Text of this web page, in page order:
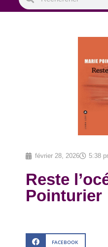
février 28, 2026 5:38
Reste
Pointurier
FACEBOOK